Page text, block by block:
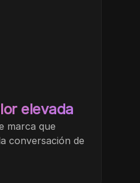
elevada
marca que
conversación de